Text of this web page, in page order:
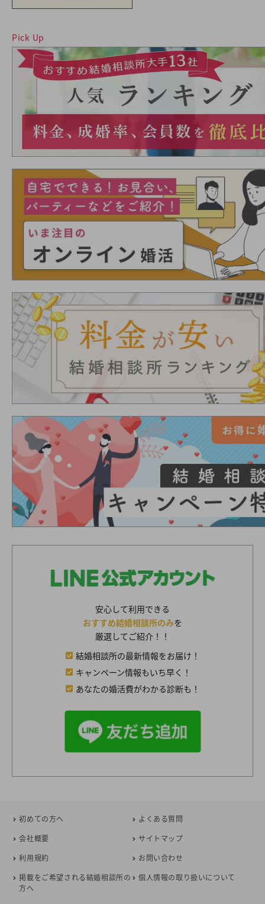
Pick Up
安心して利用できる
おすすめ結婚相談所のみを
厳選してご紹介！！
結婚相談所の最新情報をお届け！
キャンペーン情報もいち早く！
あなたの婚活費がわかる診断も！
初めての方へ
よくある質問
会社概要
サイトマップ
利用規約
お問い合わせ
掲載をご希望される結婚相談所の
方へ
個人情報の取り扱いについて